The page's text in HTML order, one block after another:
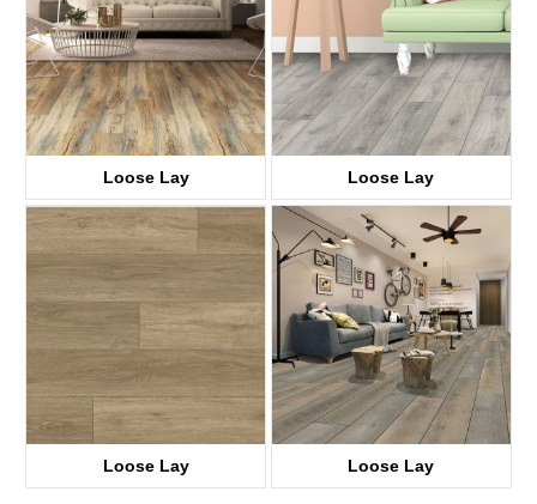
Loose Lay
KTV8008
Loose Lay
KTV8021
Loose Lay Loose Lay